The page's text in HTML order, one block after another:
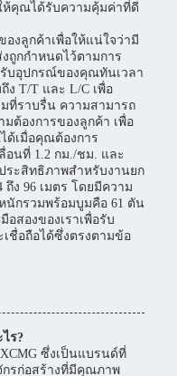
ห้คุณได้รับความคุ้มค่าที่ดี
องลูกค้าเพื่อให้แน่ใจว่ามี
ถูกกำหนดไว้ตามการ
บอุปกรณ์ของคุณทันเวลา
ง T/T และ L/C เพื่อ
ที่ราบรื่น ความสามารถ
ต้องการของลูกค้า เพื่อ
ด้เมื่อคุณต้องการ
อนที่ 1.2 กม./ชม. และ
ระสิทธิภาพสำหรับงานยก
ถึง 96 เมตร โดยมีความ
นักรวมพร้อมบูมคือ 61 ตัน
สองของเราเพื่อรับ
ชื่อถือได้ซึ่งตรงตามข้อ
ร?
ซึ่งเป็นแบรนด์ที่
กรก่อสร้างที่มีคุณภาพ